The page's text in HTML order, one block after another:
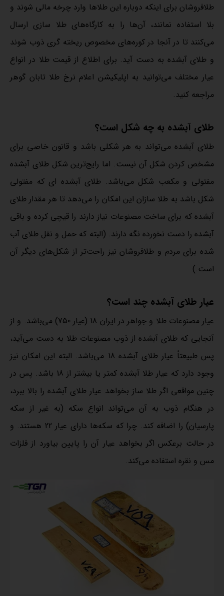
طلافروشان برای اینکه دوباره این طلاها وارد چرخه مالی شوند و
بلا استفاده نمانند، آن‌ها را به کارگاه‌های طلا سازی ارسال
می‌کنند تا در آنجا در کوره‌های مخصوص ریخته گری ذوب شوند
و طلای آبشده به دست ‌آید. برای اطلاع از قیمت طلا در انواع
عیار مختلف می‌توانید به اپلیکیشن اعلام نرخ طلا تابان گوهر
مراجعه کنید.
طلای آبشده به چه شکل است؟
طلای آبشده می‌تواند به هر شکلی باشد و قانون خاصی برای
مشخص کردن شکل آن نیست. اما رایج‌ترین شکل طلای آبشده
مفتولی و مکعب شکل می‌باشد. طلای آبشده ای که مفتولی
شکل باشد به طلا سازان این امکان را می‌دهد تا هر مقدار طلای
آبشده که برای ساخت مصنوعات نیاز دارند را قیچی کرده و باقی
آبشده را دست نخورده نگه دارند. (البته که حمل و نقل طلای آب
شده برای مردم و طلافروشان نیز راحت‌تر از شکل‌های دیگر آن
است.)
عیار طلای آبشده چند است؟
عیار مصنوعات طلا و جواهر در ایران 18 (عیار 750) می‌باشد. و از
آنجایی که طلای آبشده از ذوب مصنوعات طلا به دست می‌آید،
پس طبیعتاً عیار طلای آبشده 18 می‌باشد. البته این امکان نیز
وجود دارد که عیار طلا آبشده کمتر یا بیشتر از 18 باشد. پس در
چنین مواقعی اگر طلا ساز بخواهد عیار طلای آبشده را بالا ببرد،
در هنگام ذوب به آن می‌تواند انواع سکه (به غیر از سکه
پارسیان) را اضافه کند. چرا که سکه‌ها دارای عیار 22 هستند. و
در حالت برعکس اگر بخواهد عیار آن را پایین بیاورد از فلزات
مس و نقره استفاده می‌کند.